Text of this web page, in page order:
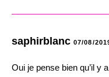
saphirblanc 07/08/
Oui je pense bien qu’il y